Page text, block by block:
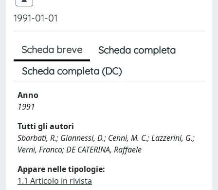
1991-01-01
Scheda breve
Scheda completa
Scheda completa (DC)
Anno
1991
Tutti gli autori
Sbarbati, R.; Giannessi, D.; Cenni, M. C.; Lazzerini, G.;
Verni, Franco; DE CATERINA, Raffaele
Appare nelle tipologie:
1.1 Articolo in rivista